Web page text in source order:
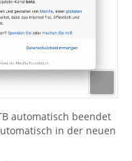
automatisch beendet
in der neuen